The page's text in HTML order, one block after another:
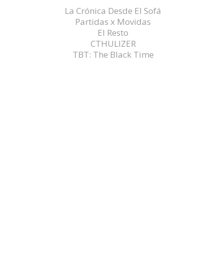
La Crónica Desde El Sofá
Partidas x Movidas
El Resto
CTHULIZER
TBT: The Black Time